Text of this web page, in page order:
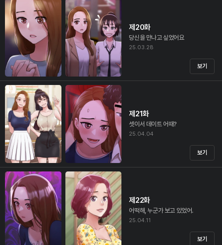
제20화
당신을 만나고 싶었어요
25.03.28
보기
제21화
셋이서 데이트 어때?
25.04.04
보기
제22화
어떡해, 누군가 보고 있었어.
25.04.11
보기